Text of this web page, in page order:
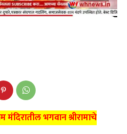
मंदिरातील भगवान श्रीरामाचे